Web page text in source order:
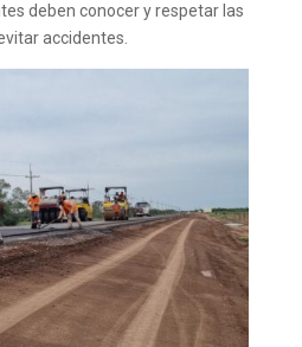
deben conocer y respetar las
accidentes.